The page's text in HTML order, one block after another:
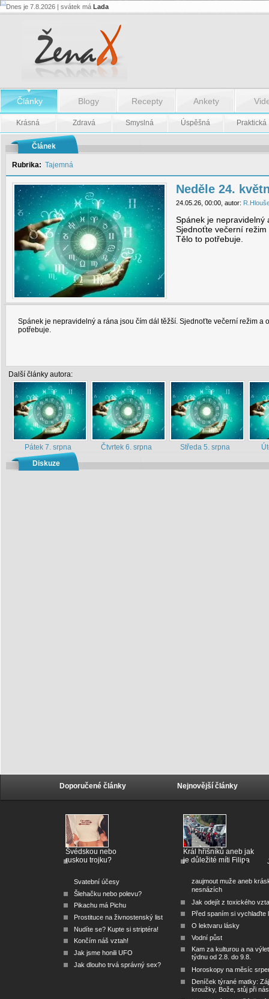
Neděle
Dnes je 7.8.2026 | svátek má Lada
Články Blogy Recepty Ankety
Krásná Zdravá Smyslná Úspěšná Praktická
Článek
Rubrika: Tajemná
Neděle 24.
24.05.26, 00:00, autor:
Spánek je
Sjednoťte večerní
Tělo to potřebuje.
Spánek je nepravidelný a rána jsou čím dál těžší. Sjednoťte večerní režim a
potřebuje.
Další články autora:
Pátek 7. srpna Čtvrtek 6. srpna Středa 5. srpna
Diskuze
Doporučené články
Švédskou nebo
ruskou trojku?
Svatební účesy
Šlehačku nebo polevu?
Pikachu má Pichu
Prostituce na živnostenský list
Nudíte se? Kupte si striptéra!
Končím náš vztah!
Jak jsme honili UFO
Jak dlouho trvá správný sex?
Nejnovější články
Král hříšníků aneb jak
je důležité míti Filipa
zaujmout muže aneb
nesnázích
Jak odejít z toxického
Před spaním si vychlaďte
O lektvaru lásky
Vodní půst
Kam za kulturou a na
týdnu od 2.8. do 9.8.
Horoskopy na měsíc
Deníček týrané matky:
kroužky, Bože, stůj při nás